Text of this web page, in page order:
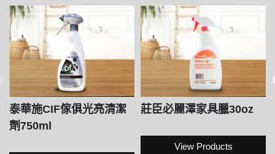
泰華施CIF傢俱光亮清潔
劑750ml
莊臣必麗澤家具臘30oz
View Products